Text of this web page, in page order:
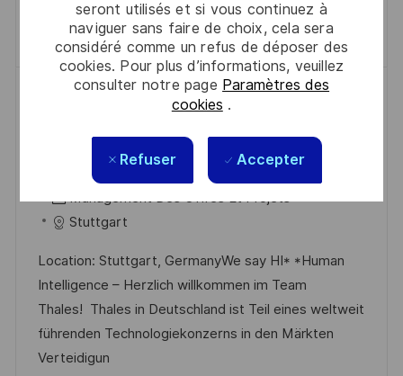
seront utilisés et si vous continuez à
naviguer sans faire de choix, cela sera
considéré comme un refus de déposer des
cookies. Pour plus d’informations, veuillez
consulter notre page Paramètres des
cookies .
Refuser Accepter
H
A
G
E
P
O
S
T
SauvegarderSauvegarder Werkstudent Bids &
Werkstudent (m/w/d) Marketing /
A
I
S
A
T
Ditzingen, 71254
’
A
F
F
F
R
E
N
C
E
R0335623
Part Time
A
É
G
O
R
I
Management Des Offres Et Projets
Stuttgart
Location: Stuttgart, GermanyWe say HI* *Human
Intelligence – Herzlich willkommen im Team
Thales! Thales in Deutschland ist Teil eines weltweit
führenden Technologiekonzerns in den Märkten
Verteidigun